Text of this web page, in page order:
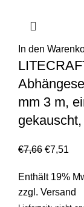
In den
mm 3 m,
€7,66 €7,51
Enthält 19%
zzgl. Versand